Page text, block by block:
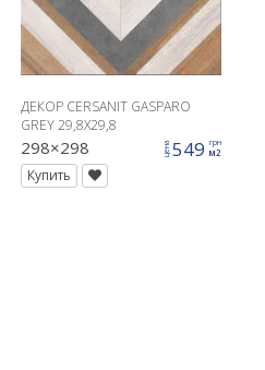
ДЕКОР CERSANIT GASPARO
GREY 29,8X29,8
298×298 цена549 грн
м2
Купить